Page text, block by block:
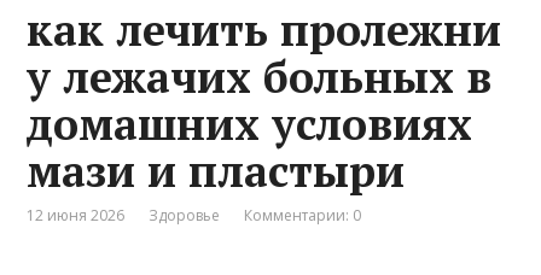
как лечить пролежни
у лежачих больных в
домашних условиях
мази и пластыри
12 июня 2026 Здоровье Комментарии: 0